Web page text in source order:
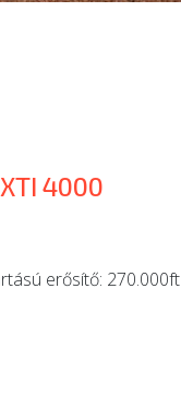
4000
erősítő: 270.000ft